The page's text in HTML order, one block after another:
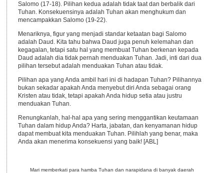
Salomo (17-18). Pilihan kedua adalah tidak taat dan berbalik dari
Tuhan. Konsekuensinya adalah Tuhan akan menghukum dan
mencampakkan Salomo (19-22).
Menariknya, figur yang menjadi standar ketaatan bagi Salomo
adalah Daud. Kita tahu bahwa Daud juga penuh kelemahan dan
kegagalan, tetapi satu hal yang membuat Tuhan berkenan kepada
Daud adalah dia tidak pernah menduakan Tuhan. Jadi, inti dari dua
pilihan tersebut adalah menduakan Tuhan atau tidak.
Pilihan apa yang Anda ambil hari ini di hadapan Tuhan? Pilihannya
bukan sekadar apakah Anda menyebut diri Anda sebagai orang
Kristen atau tidak, tetapi apakah Anda hidup setia atau justru
menduakan Tuhan.
Renungkanlah, hal-hal apa yang sering menggantikan keutamaan
Tuhan dalam hidup Anda? Harta, jabatan, dan kenyamanan hidup
dapat membuat kita menduakan Tuhan. Pilihlah yang benar, maka
Anda akan menerima konsekuensi yang baik! [ABL]
Mari memberkati para hamba Tuhan dan narapidana di banyak daerah